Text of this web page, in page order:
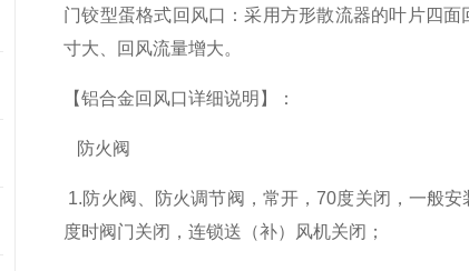
门铰型蛋格式回风口：采用方形散流器的叶片四
寸大、回风流量增大。
【铝合金回风口详细说明】：
防火阀
1.防火阀、防火调节阀，常开，70度关闭，一般
度时阀门关闭，连锁送（补）风机关闭；